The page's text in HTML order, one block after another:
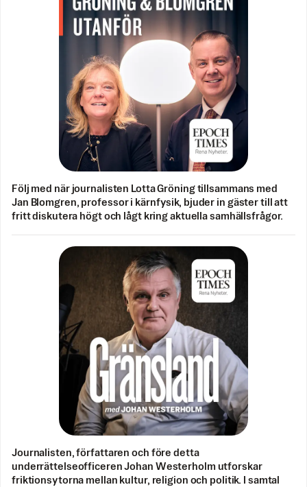
Följ med när journalisten Lotta Gröning tillsammans med
Jan Blomgren, professor i kärnfysik, bjuder in gäster till att
fritt diskutera högt och lågt kring aktuella samhällsfrågor.
Journalisten, författaren och före detta
underrättelseofficeren Johan Westerholm utforskar
friktionsytorna mellan kultur, religion och politik. I samtal